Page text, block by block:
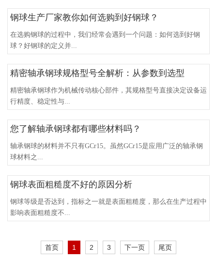
钢球生产厂家教你如何选购到好钢球？
在选购钢球的过程中，我们经常会遇到一个问题：如何选到好钢
球？好钢球的定义并...
精密轴承钢球规格型号全解析：从参数到选型
精密轴承钢球作为机械传动核心部件，其规格型号直接决定设备运
行精度、稳定性与...
您了解轴承钢球都有哪些材料吗？
轴承钢球的材料并不只有GCr15。虽然GCr15是应用广泛的轴承钢
球材料之...
钢球表面粗糙度不好的原因分析
钢球等级是否达到，指标之一就是表面粗糙度，那么在生产过程中
影响表面粗糙度不...
首页 1 2 3 下一页 尾页